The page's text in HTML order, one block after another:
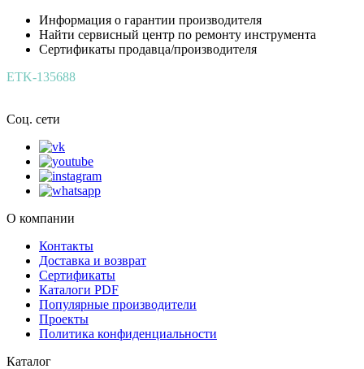
Информация о гарантии производителя
Найти сервисный центр по ремонту инструмента
Сертификаты продавца/производителя
ETK-135688
Соц. сети
О компании
Контакты
Доставка и возврат
Сертификаты
Каталоги PDF
Популярные производители
Проекты
Политика конфиденциальности
Каталог